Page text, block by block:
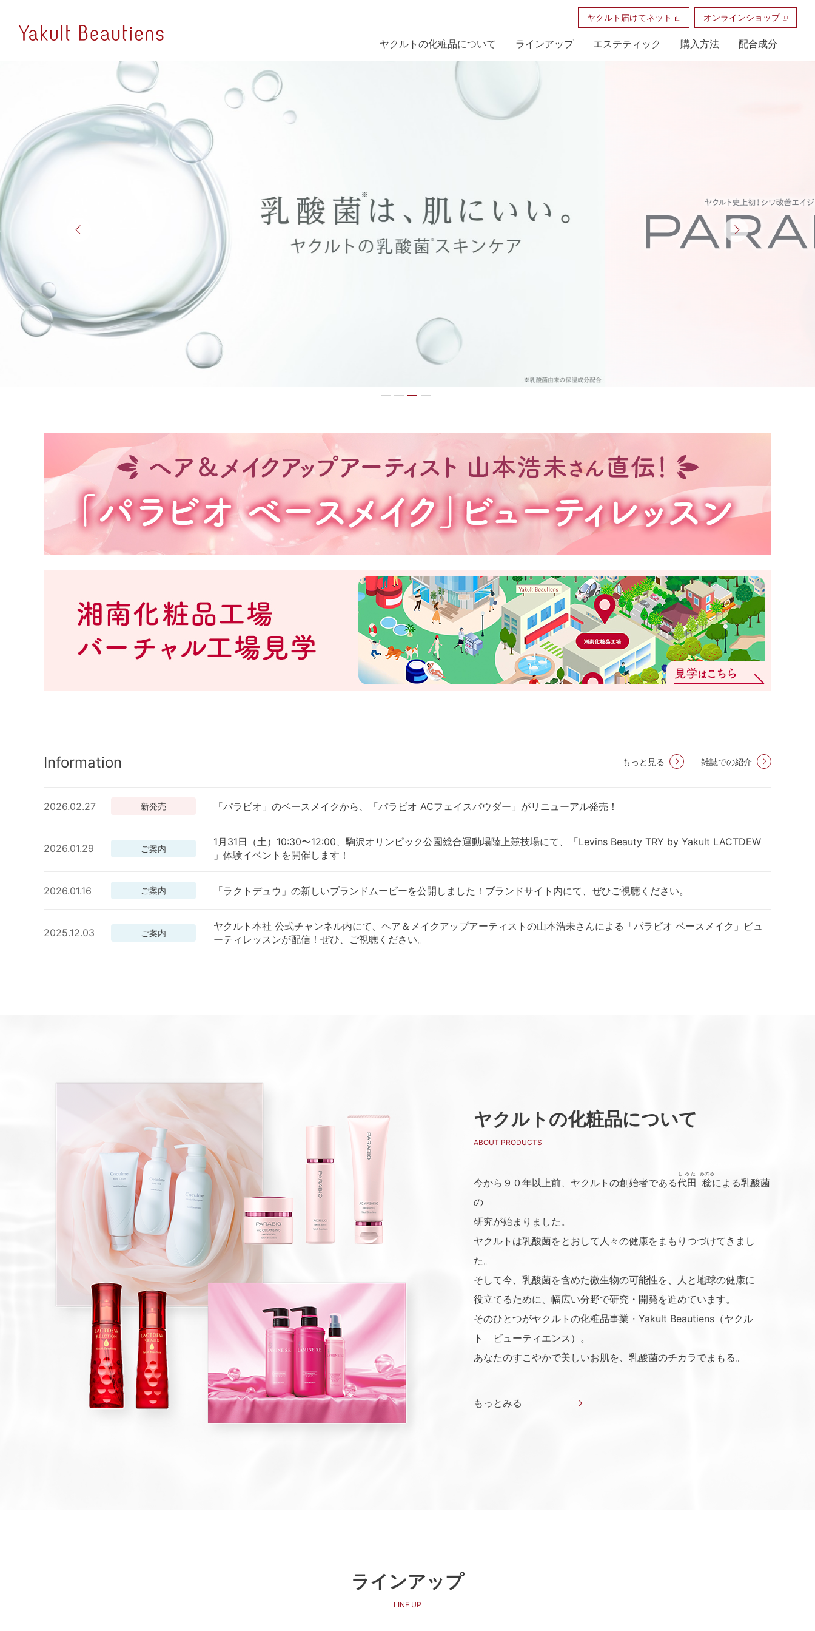
ヤクルト届けてネット オンラインショップ
ヤクルトの化粧品について ラインアップ エステティック 購入方法 配合成分
Information もっと見る 雑誌での紹介
2026.02.27 新発売 「パラビオ」のベースメイクから、「パラビオ ACフェイスパウダー」がリニューアル発売！
2026.01.29 ご案内
1月31日（土）10:30〜12:00、駒沢オリンピック公園総合運動場陸上競技場にて、「Levins Beauty TRY by Yakult LACTDEW
」体験イベントを開催します！
2026.01.16 ご案内 「ラクトデュウ」の新しいブランドムービーを公開しました！ブランドサイト内にて、ぜひご視聴ください。
2025.12.03 ご案内
ヤクルト本社 公式チャンネル内にて、ヘア＆メイクアップアーティストの山本浩未さんによる「パラビオ ベースメイク」ビュ
ーティレッスンが配信！ぜひ、ご視聴ください。
ヤクルトの化粧品について
ABOUT PRODUCTS
今から９０年以上前、ヤクルトの創始者である代田
しろた
稔
みのる
による乳酸菌
の
研究が始まりました。
ヤクルトは乳酸菌をとおして人々の健康をまもりつづけてきまし
た。
そして今、乳酸菌を含めた微生物の可能性を、人と地球の健康に
役立てるために、幅広い分野で研究・開発を進めています。
そのひとつがヤクルトの化粧品事業・Yakult Beautiens（ヤクル
ト ビューティエンス）。
あなたのすこやかで美しいお肌を、乳酸菌のチカラでまもる。
もっとみる
ラインアップ
LINE UP